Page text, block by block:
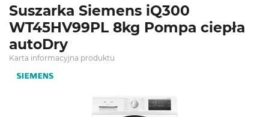
Suszarka Siemens iQ300
WT45HV99PL 8kg Pompa ciepła
autoDry
Karta informacyjna produktu